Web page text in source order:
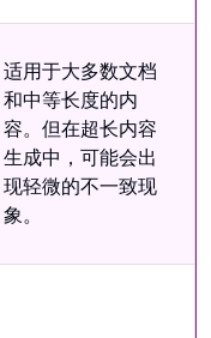
适用于大多数文档
和中等长度的内
容。但在超长内容
生成中，可能会出
现轻微的不一致现
象。